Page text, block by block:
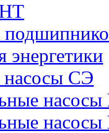
энергетики
насосы СЭ